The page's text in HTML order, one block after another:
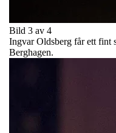
Bild 3 av 4
Ingvar Oldsberg får ett fint
Berghagen.